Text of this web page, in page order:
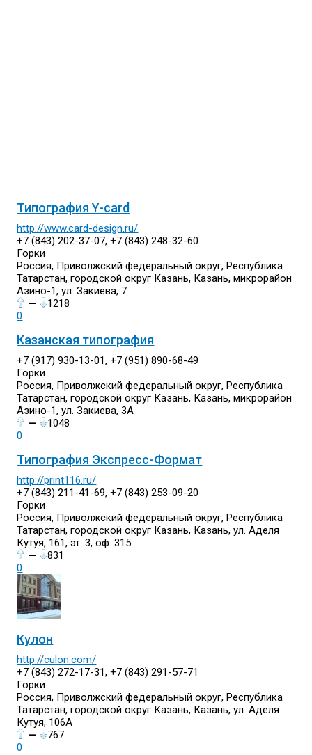
Типография Y-card
http://www.card-design.ru/
+7 (843) 202-37-07, +7 (843) 248-32-60
Горки
Россия, Приволжский федеральный округ, Республика
Татарстан, городской округ Казань, Казань, микрорайон
Азино-1, ул. Закиева, 7
—
1218
0
Казанская типография
+7 (917) 930-13-01, +7 (951) 890-68-49
Горки
Россия, Приволжский федеральный округ, Республика
Татарстан, городской округ Казань, Казань, микрорайон
Азино-1, ул. Закиева, 3А
—
1048
0
Типография Экспресс-Формат
http://print116.ru/
+7 (843) 211-41-69, +7 (843) 253-09-20
Горки
Россия, Приволжский федеральный округ, Республика
Татарстан, городской округ Казань, Казань, ул. Аделя
Кутуя, 161, эт. 3, оф. 315
—
831
0
Кулон
http://culon.com/
+7 (843) 272-17-31, +7 (843) 291-57-71
Горки
Россия, Приволжский федеральный округ, Республика
Татарстан, городской округ Казань, Казань, ул. Аделя
Кутуя, 106А
—
767
0